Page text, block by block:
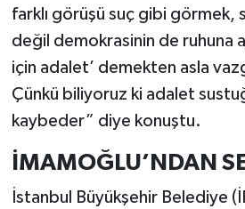
farklı görüşü suç gibi görmek,
değil demokrasinin de ruhuna
için adalet’ demekten asla
Çünkü biliyoruz ki adalet
kaybeder” diye konuştu.
İMAMOĞLU’NDAN
İstanbul Büyükşehir Belediye